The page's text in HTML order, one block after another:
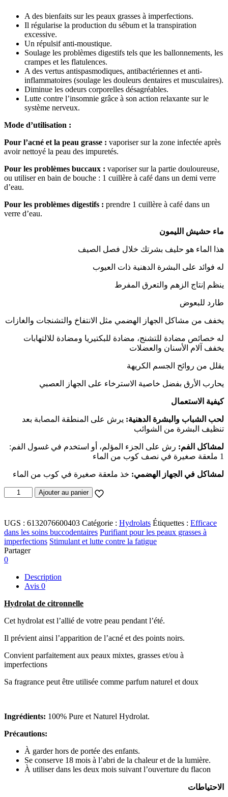
A des bienfaits sur les peaux grasses à imperfections.
Il régularise la production du sébum et la transpiration
excessive.
Un répulsif anti-moustique.
Soulage les problèmes digestifs tels que les ballonnements, les
crampes et les flatulences.
A des vertus antispasmodiques, antibactériennes et anti-
inflammatoires (soulage les douleurs dentaires et musculaires).
Diminue les odeurs corporelles désagréables.
Lutte contre l’insomnie grâce à son action relaxante sur le
système nerveux.
Mode d’utilisation :
Pour l’acné et la peau grasse : vaporiser sur la zone infectée après
avoir nettoyé la peau des impuretés.
Pour les problèmes buccaux : vaporiser sur la partie douloureuse,
ou utiliser en bain de bouche : 1 cuillère à café dans un demi verre
d’eau.
Pour les problèmes digestifs : prendre 1 cuillère à café dans un
verre d’eau.
ماء حشيش الليمون
هذا الماء هو حليف بشرتك خلال فصل الصيف
له فوائد على البشرة الدهنية ذات العيوب
ينظم إنتاج الزهم والتعرق المفرط
طارد للبعوض
يخفف من مشاكل الجهاز الهضمي مثل الانتفاخ والتشنجات والغازات
له خصائص مضادة للتشنج، مضادة للبكتيريا ومضادة للالتهابات
يخفف آلام الأسنان والعضلات
يقلل من روائح الجسم الكريهة
يحارب الأرق بفضل خاصية الاسترخاء على الجهاز العصبي
كيفية الاستعمال
لحب الشباب والبشرة الدهنية: يرش على المنطقة المصابة بعد
تنظيف البشرة من الشوائب
لمشاكل الفم: رش على الجزء المؤلم، أو استخدم في غسول الفم:
1 ملعقة صغيرة في نصف كوب من الماء
لمشاكل في الجهاز الهضمي: خذ ملعقة صغيرة في كوب من الماء
quantité
de
Citronnelle
125ML
Ajouter au panier
UGS : 6132076600403 Catégorie : Hydrolats Étiquettes : Efficace
dans les soins buccodentaires Purifiant pour les peaux grasses à
imperfections Stimulant et lutte contre la fatigue
Partager
0
Description
Avis 0
Hydrolat de citronnelle
Cet hydrolat est l’allié de votre peau pendant l’été.
Il prévient ainsi l’apparition de l’acné et des points noirs.
Convient parfaitement aux peaux mixtes, grasses et/ou à
imperfections
Sa fragrance peut être utilisée comme parfum naturel et doux
Ingrédients: 100% Pure et Naturel Hydrolat.
Précautions:
À garder hors de portée des enfants.
Se conserve 18 mois à l’abri de la chaleur et de la lumière.
À utiliser dans les deux mois suivant l’ouverture du flacon
الاحتياطات